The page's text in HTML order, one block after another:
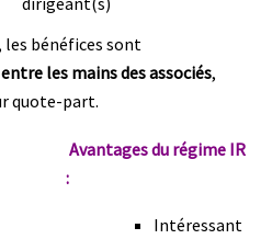
les bénéfices sont
entre les mains des associés,
quote-part.
Avantages du régime IR
:
Intéressant